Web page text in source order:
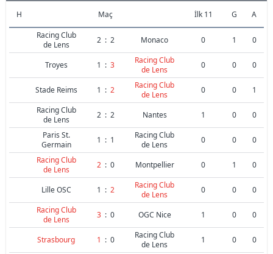
H Maç İlk 11 G
A
Racing Club
de Lens
2 : 2 Monaco 0 1 0
Troyes 1 : 3
Racing Club
de Lens
0 0 0
Stade Reims 1 : 2
Racing Club
de Lens
0 0
1
Racing Club
de Lens
2 : 2 Nantes 1 0
0
Paris St.
Germain
1 : 1
Racing Club
de Lens
0 0
0
Racing Club
de Lens
2 : 0 Montpellier 0 1 0
Lille OSC 1 : 2
Racing Club
de Lens
0 0
0
Racing Club
de Lens
3 : 0 OGC Nice 1 0 0
Strasbourg 1 : 0
Racing Club
de Lens
1 0
0